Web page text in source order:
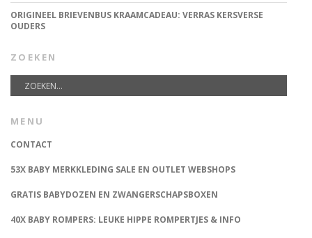
ORIGINEEL BRIEVENBUS KRAAMCADEAU: VERRAS KERSVERSE
OUDERS
ZOEKEN
MENU
CONTACT
53X BABY MERKKLEDING SALE EN OUTLET WEBSHOPS
GRATIS BABYDOZEN EN ZWANGERSCHAPSBOXEN
40X BABY ROMPERS: LEUKE HIPPE ROMPERTJES & INFO